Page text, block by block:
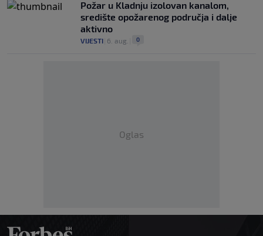
Požar u Kladnju izolovan kanalom,
središte opožarenog područja i dalje
aktivno
VIJESTI 6. aug. 0
Oglas